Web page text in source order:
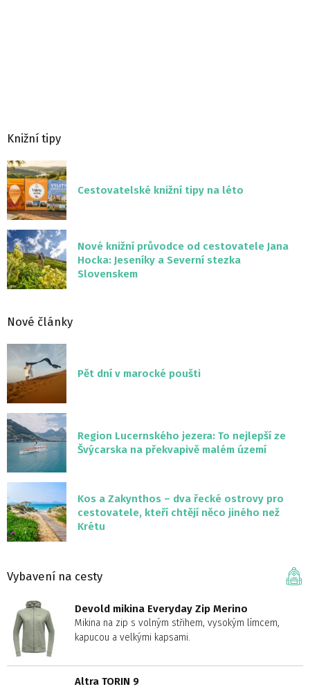
Knižní tipy
Cestovatelské knižní tipy na léto
Nové knižní průvodce od cestovatele Jana
Hocka: Jeseníky a Severní stezka
Slovenskem
Nové články
Pět dní v marocké poušti
Region Lucernského jezera: To nejlepší ze
Švýcarska na překvapivě malém území
Kos a Zakynthos – dva řecké ostrovy pro
cestovatele, kteří chtějí něco jiného než
Krétu
Vybavení na cesty
Devold mikina Everyday Zip Merino
Mikina na zip s volným střihem, vysokým límcem,
kapucou a velkými kapsami.
Altra TORIN 9